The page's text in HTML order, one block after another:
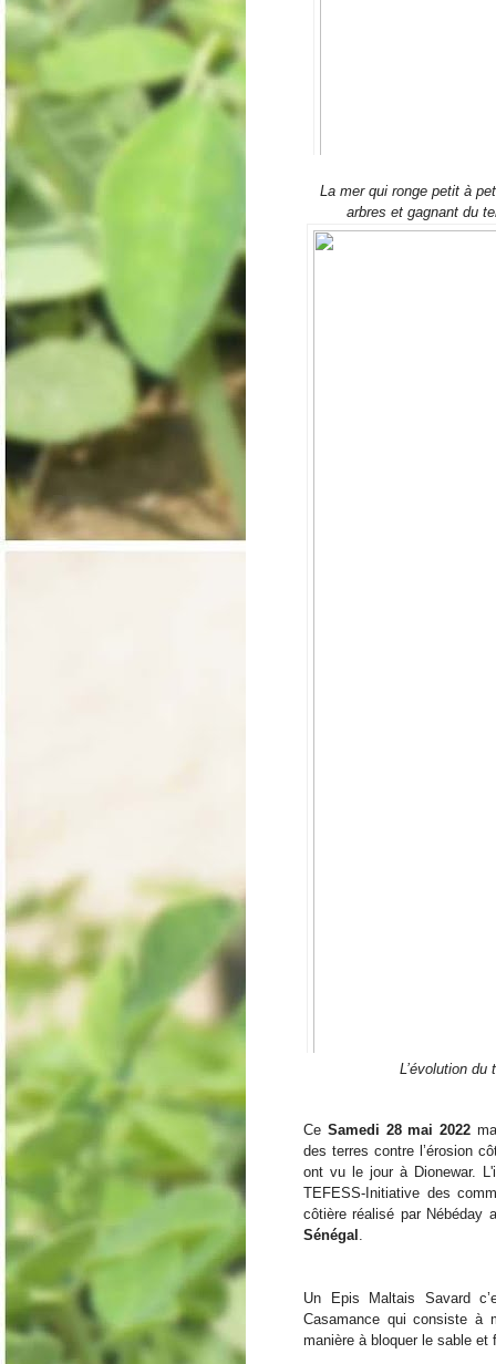
La mer qui ronge petit à
arbres et gagnant du
L’évolution
Ce Samedi 28 mai 2022
des terres contre l’érosion
ont vu le jour à Dionewar.
TEFESS-Initiative des
côtière réalisé par
Sénégal .
Un Epis Maltais Savard
Casamance qui consiste à
manière à bloquer le sable